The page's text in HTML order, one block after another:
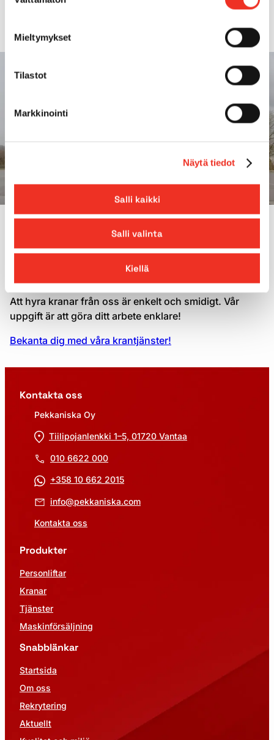
Mieltymykset
Tilastot
Markkinointi
Näytä tiedot
Salli kaikki
Salli valinta
Kiellä
Uthyrning av kranar från
Att hyra kranar från oss är enkelt och smidigt. Vår
uppgift är att göra ditt arbete enklare!
Bekanta dig med våra krantjänster!
Kontakta oss
Pekkaniska Oy
Tiilipojanlenkki 1–5, 01720 Vantaa
010 6622 000
+358 10 662 2015
info@pekkaniska.com
Kontakta oss
Produkter
Personliftar
Kranar
Tjänster
Maskinförsäljning
Snabblänkar
Startsida
Om oss
Rekrytering
Aktuellt